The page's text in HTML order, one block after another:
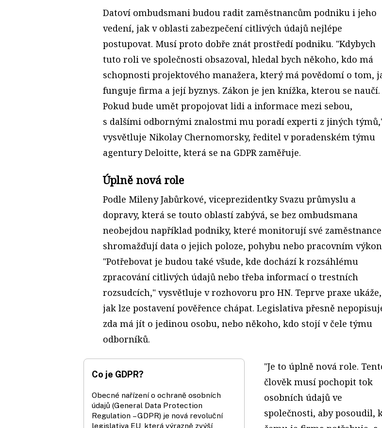
Datoví ombudsmani budou radit zaměstnancům podniku i jeho
vedení, jak v oblasti zabezpečení citlivých údajů nejlépe
postupovat. Musí proto dobře znát prostředí podniku. "Kdybych
tuto roli ve společnosti obsazoval, hledal bych někoho, kdo má
schopnosti projektového manažera, který má povědomí o tom,
funguje firma a její byznys. Zákon je jen knížka, kterou se naučí.
Pokud bude umět propojovat lidi a informace mezi sebou,
s dalšími odbornými znalostmi mu poradí experti z jiných
vysvětluje Nikolay Chernomorsky, ředitel v poradenském týmu
agentury Deloitte, která se na GDPR zaměřuje.
Úplně nová role
Podle Mileny Jabůrkové, viceprezidentky Svazu průmyslu a
dopravy, která se touto oblastí zabývá, se bez ombudsmana
neobejdou například podniky, které monitorují své
shromažďují data o jejich poloze, pohybu nebo pracovním
"Potřebovat je budou také všude, kde dochází k rozsáhlému
zpracování citlivých údajů nebo třeba informací o trestních
rozsudcích," vysvětluje v rozhovoru pro HN. Teprve praxe ukáže,
jak lze postavení pověřence chápat. Legislativa přesně
zda má jít o jedinou osobu, nebo někoho, kdo stojí v čele týmu
odborníků.
Co je GDPR?
Obecné nařízení o ochraně osobních
údajů (General Data Protection
Regulation – GDPR) je nová revoluční
legislativa EU, která výrazně zvýší
"Je to úplně nová role.
člověk musí pochopit tok
osobních údajů ve
společnosti, aby posoudil, k